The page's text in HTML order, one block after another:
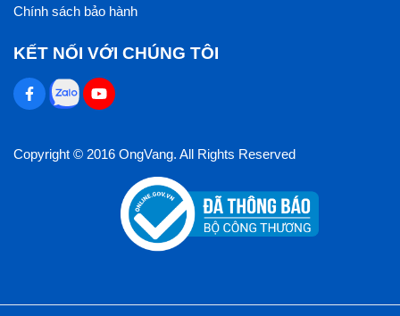
Chính sách bảo hành
KẾT NỐI VỚI CHÚNG TÔI
Copyright © 2016 OngVang. All Rights Reserved